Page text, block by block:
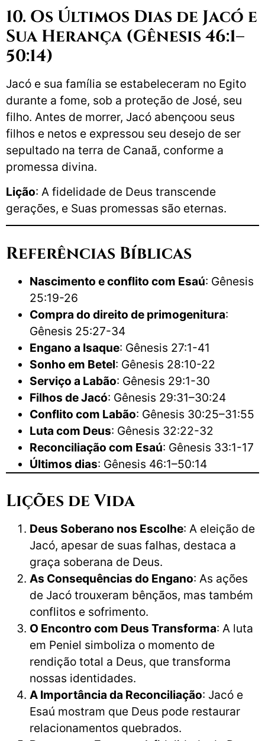
10. Os Últimos Dias de Jacó e
Sua Herança (Gênesis 46:1–
50:14)
Jacó e sua família se estabeleceram no Egito
durante a fome, sob a proteção de José, seu
filho. Antes de morrer, Jacó abençoou seus
filhos e netos e expressou seu desejo de ser
sepultado na terra de Canaã, conforme a
promessa divina.
Lição: A fidelidade de Deus transcende
gerações, e Suas promessas são eternas.
Referências Bíblicas
Nascimento e conflito com Esaú: Gênesis
25:19-26
Compra do direito de primogenitura:
Gênesis 25:27-34
Engano a Isaque: Gênesis 27:1-41
Sonho em Betel: Gênesis 28:10-22
Serviço a Labão: Gênesis 29:1-30
Filhos de Jacó: Gênesis 29:31–30:24
Conflito com Labão: Gênesis 30:25–31:55
Luta com Deus: Gênesis 32:22-32
Reconciliação com Esaú: Gênesis 33:1-17
Últimos dias: Gênesis 46:1–50:14
Lições de Vida
Deus Soberano nos Escolhe: A eleição de
Jacó, apesar de suas falhas, destaca a
graça soberana de Deus.
As Consequências do Engano: As ações
de Jacó trouxeram bênçãos, mas também
conflitos e sofrimento.
O Encontro com Deus Transforma: A luta
em Peniel simboliza o momento de
rendição total a Deus, que transforma
nossas identidades.
A Importância da Reconciliação: Jacó e
Esaú mostram que Deus pode restaurar
relacionamentos quebrados.